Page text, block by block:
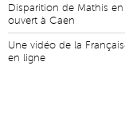
Disparition de Mathis
ouvert à Caen
Une vidéo de la
en ligne